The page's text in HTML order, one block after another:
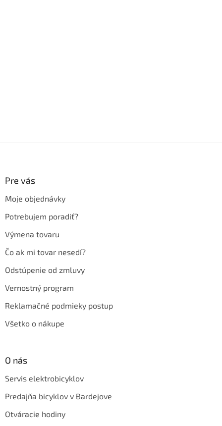
Pre vás
Moje objednávky
Potrebujem poradiť?
Výmena tovaru
Čo ak mi tovar nesedí?
Odstúpenie od zmluvy
Vernostný program
Reklamačné podmieky postup
Všetko o nákupe
O nás
Servis elektrobicyklov
Predajňa bicyklov v Bardejove
Otváracie hodiny